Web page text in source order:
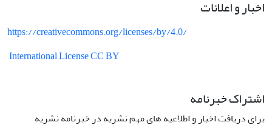
اخبار و اعلانات
https://creativecommons.org/licenses/by/4.0/
International License CC BY
اشتراک خبرنامه
برای دریافت اخبار و اطلاعیه های مهم نشریه در خبرنامه نشریه